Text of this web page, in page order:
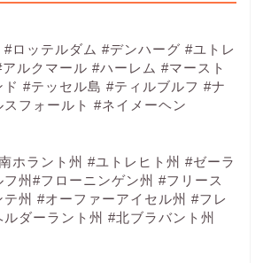
#ロッテルダム #デンハーグ #ユトレ
アルクマール #ハーレム #マースト
#テッセル島 #ティルブルフ #ナ
フォールト #ネイメーヘン
ホラント州 #ユトレヒト州 #ゼーラ
州#フローニンゲン州 #フリース
州 #オーファーアイセル州 #フレ
ダーラント州 #北ブラバント州